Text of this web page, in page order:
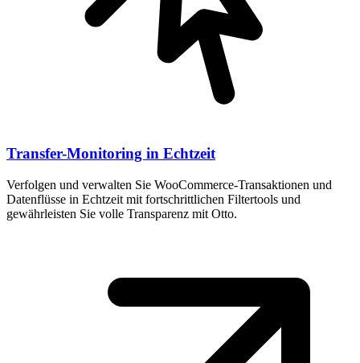
Transfer-Monitoring in Echtzeit
Verfolgen und verwalten Sie WooCommerce-Transaktionen und
Datenflüsse in Echtzeit mit fortschrittlichen Filtertools und
gewährleisten Sie volle Transparenz mit Otto.